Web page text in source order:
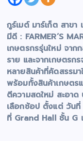
กูร์เมต์ มาร์เก็ต สาขา
มีดี : FARMER’S
เกษตรกรรุ่นใหม่ จา
ราย และจากเกษตรก
หลายสินค้าที่คัดสรรม
พร้อมทั้งสินค้าเกษตร
ตีความสดใหม่ สะอา
เลือกช้อป ตั้งแต่ วัน
ที่ Grand Hall ชั้น G